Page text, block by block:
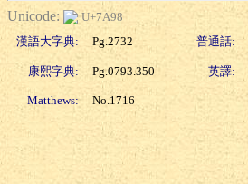
Unicode:
U+7A98
漢語大字典:
Pg.2732 普通話:
康熙字典: Pg.0793.350 英譯:
Matthews: No.1716